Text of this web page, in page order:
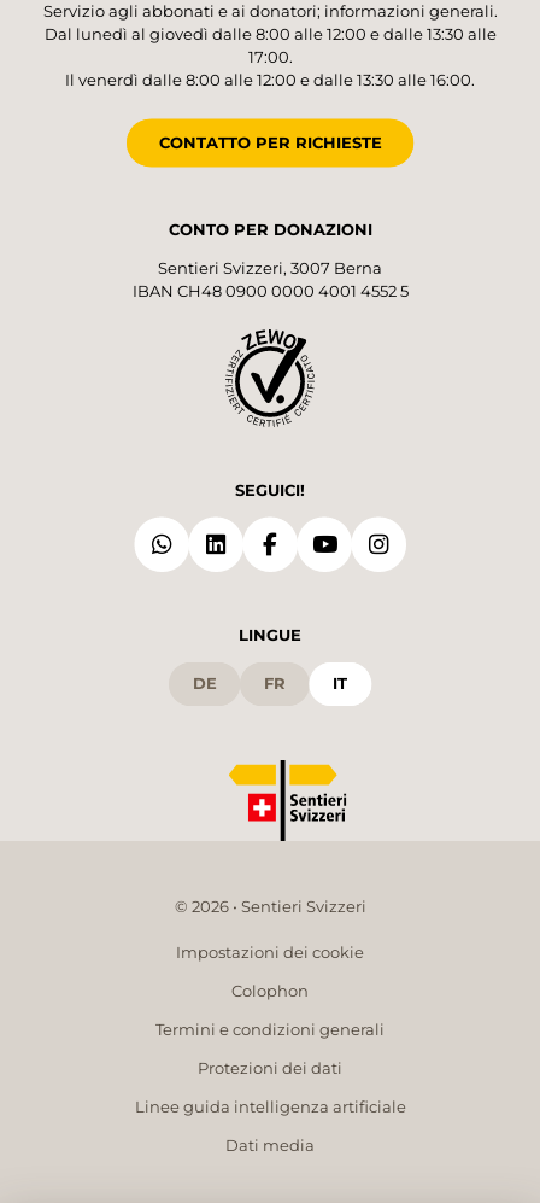
Servizio agli abbonati e ai donatori; informazioni generali.
Dal lunedì al giovedì dalle 8:00 alle 12:00 e dalle 13:30 alle
17:00.
Il venerdì dalle 8:00 alle 12:00 e dalle 13:30 alle 16:00.
CONTATTO PER RICHIESTE
CONTO PER DONAZIONI
Sentieri Svizzeri, 3007 Berna
IBAN CH48 0900 0000 4001 4552 5
SEGUICI!
LINGUE
DE FR IT
© 2026 • Sentieri Svizzeri
Impostazioni dei cookie
Colophon
Termini e condizioni generali
Protezioni dei dati
Linee guida intelligenza artificiale
Dati media